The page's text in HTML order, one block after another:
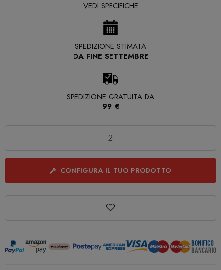
VEDI SPECIFICHE
SPEDIZIONE STIMATA
DA FINE SETTEMBRE
SPEDIZIONE GRATUITA DA
99 €
CONFIGURA IL TUO PRODOTTO